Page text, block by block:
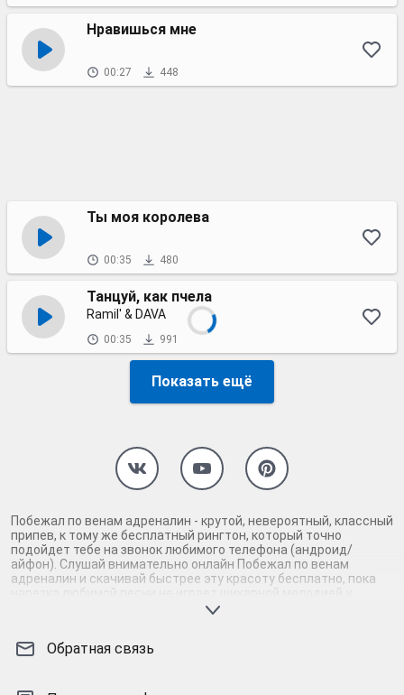
Нравишься мне
00:27 448
Ты моя королева
00:35 480
Танцуй, как пчела
Ramil' & DAVA
00:35 991
Показать ещё
Побежал по венам адреналин - крутой, невероятный, классный
припев, к тому же бесплатный рингтон, который точно
подойдет тебе на звонок любимого телефона (андроид/
айфон). Слушай внимательно онлайн Побежал по венам
адреналин и скачивай быстрее эту красоту бесплатно, пока
нарезка любимой песни не играет шикарной мелодией у
каждого второго на звонке. Будь первым, кто скачает
Кроме того, ты можешь найти и скачать другую нарезку mp3
Обратная связь